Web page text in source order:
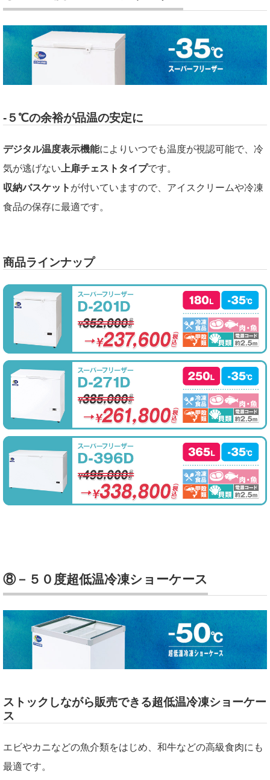
-５℃の余裕が品温の安定に
デジタル温度表示機能によりいつでも温度が視認可能で、冷
気が逃げない 上扉チェストタイプです。
収納バスケット が付いていますので、アイスクリームや冷凍
食品の保存に最適です。
商品ラインナップ
⑧－５０度超低温冷凍ショーケース
ストックしながら販売できる超低温冷凍ショーケー
ス
エビやカニなどの魚介類をはじめ、和牛などの高級食肉にも
最適です。